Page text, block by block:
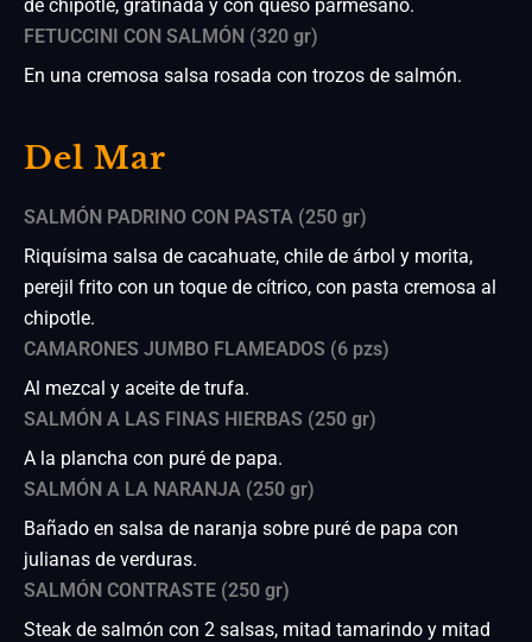
de chipotle, gratinada y con queso parmesano.
FETUCCINI CON SALMÓN (320 gr)
En una cremosa salsa rosada con trozos de salmón.
Del Mar
SALMÓN PADRINO CON PASTA (250 gr)
Riquísima salsa de cacahuate, chile de árbol y morita,
perejil frito con un toque de cítrico, con pasta cremosa al
chipotle.
CAMARONES JUMBO FLAMEADOS (6 pzs)
Al mezcal y aceite de trufa.
SALMÓN A LAS FINAS HIERBAS (250 gr)
A la plancha con puré de papa.
SALMÓN A LA NARANJA (250 gr)
Bañado en salsa de naranja sobre puré de papa con
julianas de verduras.
SALMÓN CONTRASTE (250 gr)
Steak de salmón con 2 salsas, mitad tamarindo y mitad